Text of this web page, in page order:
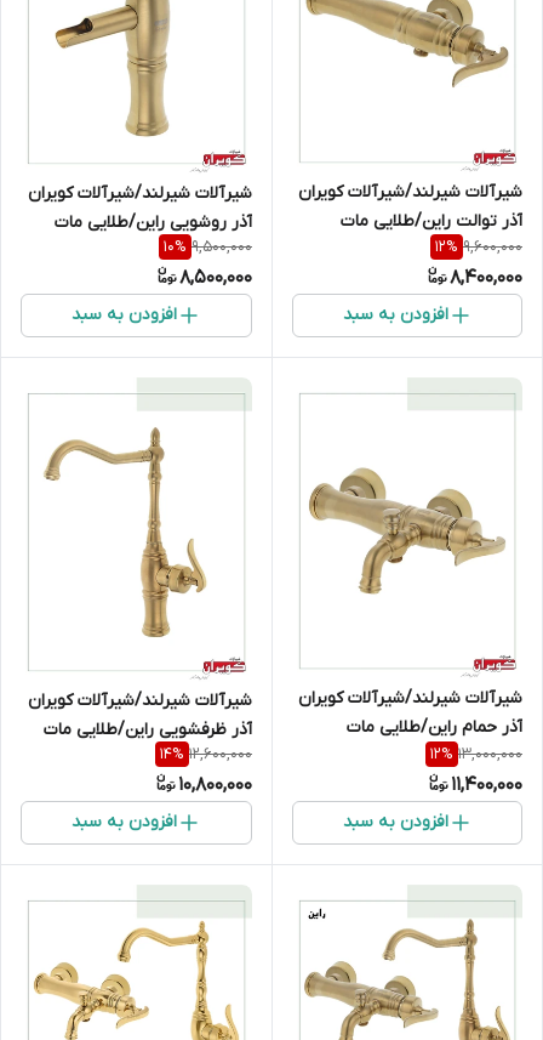
شیرآلات شیرلند/شیرآلات کویران
آذر توالت راین/طلایی مات
9,600,000
12%
8,400,000
افزودن به سبد
شیرآلات شیرلند/شیرآلات کویران
آذر روشویی راین/طلایی مات
9,500,000
10%
8,500,000
افزودن به سبد
شیرآلات شیرلند/شیرآلات کویران
آذر حمام راین/طلایی مات
13,000,000
12%
11,400,000
افزودن به سبد
شیرآلات شیرلند/شیرآلات کویران
آذر ظرفشویی راین/طلایی مات
12,600,000
14%
10,800,000
افزودن به سبد